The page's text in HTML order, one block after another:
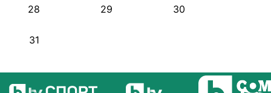
28 29 30
31